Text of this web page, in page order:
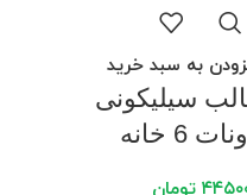
به سبد خرید
سیلیکونی
6 خانه
تومان